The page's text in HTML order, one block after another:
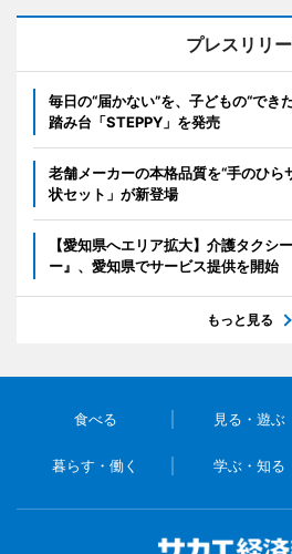
プレスリリ
毎日の“届かない”を、子どもの“でき
踏み台「STEPPY」を発売
老舗メーカーの本格品質を“手のひら
状セット」が新登場
【愛知県へエリア拡大】介護タクシ
ー』、愛知県でサービス提供を開始
もっと見る
食べる 見る・遊ぶ
暮らす・働く 学ぶ・知る